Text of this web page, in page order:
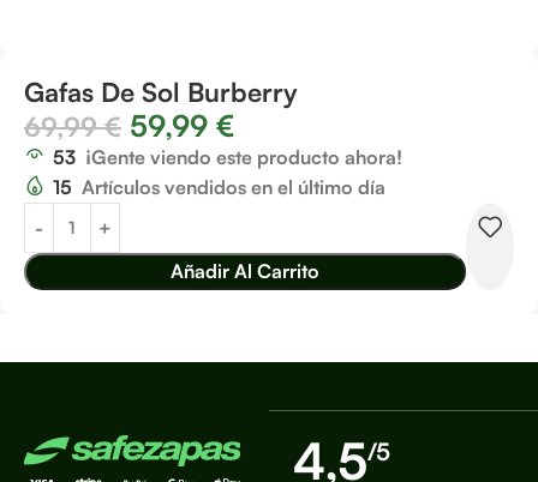
Gafas De Sol Burberry
69,99€ 59,99 €
53 ¡Gente viendo este producto ahora!
15 Artículos vendidos en el último día
Añadir Al Carrito
4,5/5